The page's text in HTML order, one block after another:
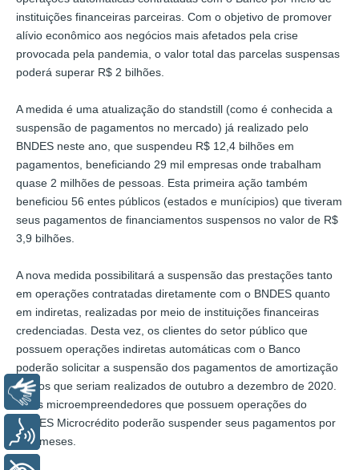
instituições financeiras parceiras. Com o objetivo de promover
alívio econômico aos negócios mais afetados pela crise
provocada pela pandemia, o valor total das parcelas suspensas
poderá superar R$ 2 bilhões.
A medida é uma atualização do standstill (como é conhecida a
suspensão de pagamentos no mercado) já realizado pelo
BNDES neste ano, que suspendeu R$ 12,4 bilhões em
pagamentos, beneficiando 29 mil empresas onde trabalham
quase 2 milhões de pessoas. Esta primeira ação também
beneficiou 56 entes públicos (estados e munícipios) que tiveram
seus pagamentos de financiamentos suspensos no valor de R$
3,9 bilhões.
A nova medida possibilitará a suspensão das prestações tanto
em operações contratadas diretamente com o BNDES quanto
em indiretas, realizadas por meio de instituições financeiras
credenciadas. Desta vez, os clientes do setor público que
possuem operações indiretas automáticas com o Banco
poderão solicitar a suspensão dos pagamentos de amortização
e juros que seriam realizados de outubro a dezembro de 2020.
Já os microempreendedores que possuem operações do
BNDES Microcrédito poderão suspender seus pagamentos por
seis meses.
Libras